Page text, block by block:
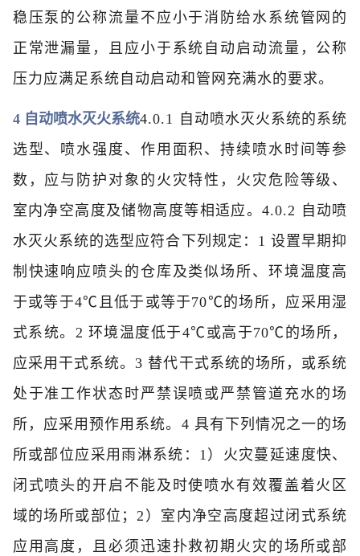
稳压泵的公称流量不应小于消防给水系统管网的
正常泄漏量，且应小于系统自动启动流量，公称
压力应满足系统自动启动和管网充满水的要求。
4 自动喷水灭火系统4.0.1 自动喷水灭火系统的系统
选型、喷水强度、作用面积、持续喷水时间等参
数，应与防护对象的火灾特性，火灾危险等级、
室内净空高度及储物高度等相适应。4.0.2 自动喷
水灭火系统的选型应符合下列规定： 1 设置早期抑
制快速响应喷头的仓库及类似场所、环境温度高
于或等于4℃且低于或等于70℃的场所，应采用湿
式系统。 2 环境温度低于4℃或高于70℃的场所，
应采用干式系统。3 替代干式系统的场所，或系统
处于准工作状态时严禁误喷或严禁管道充水的场
所，应采用预作用系统。 4 具有下列情况之一的场
所或部位应采用雨淋系统： 1）火灾蔓延速度快、
闭式喷头的开启不能及时使喷水有效覆盖着火区
域的场所或部位；2）室内净空高度超过闭式系统
应用高度，且必须迅速扑救初期火灾的场所或部